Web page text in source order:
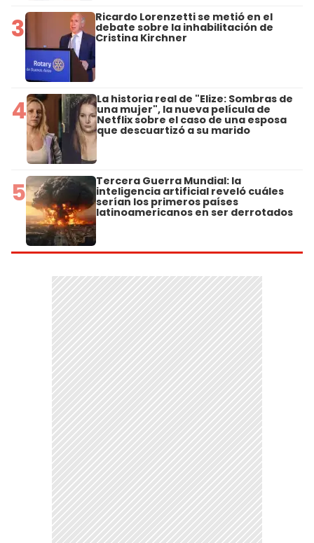
3 Ricardo Lorenzetti se metió en el
debate sobre la inhabilitación de
Cristina Kirchner
4 La historia real de "Elize: Sombras de
una mujer", la nueva película de
Netflix sobre el caso de una esposa
que descuartizó a su marido
5 Tercera Guerra Mundial: la
inteligencia artificial reveló cuáles
serían los primeros países
latinoamericanos en ser derrotados